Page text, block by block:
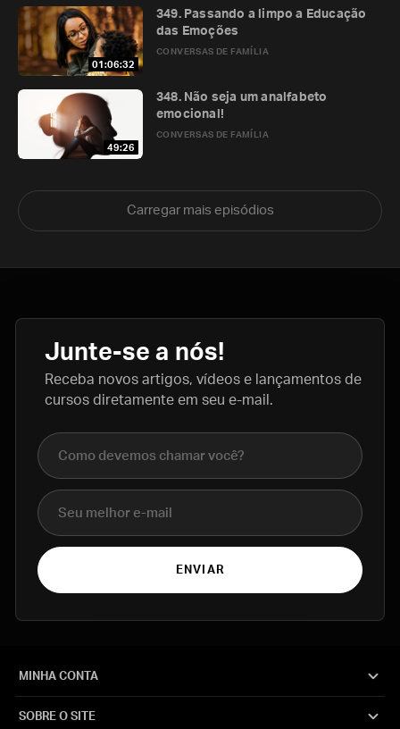
01:06:32
CONVERSAS DE FAMÍLIA
349. Passando a limpo a Educação
das Emoções
49:26
CONVERSAS DE FAMÍLIA
348. Não seja um analfabeto
emocional!
Carregar mais episódios
Junte-se a nós!
Receba novos artigos, vídeos e lançamentos de
cursos diretamente em seu e-mail.
Nome completo
E-mail
ENVIAR
MINHA CONTA
SOBRE O SITE